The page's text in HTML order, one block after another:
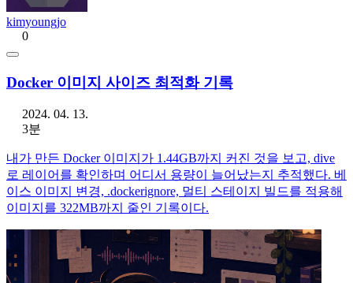
kimyoungjo
0
Docker 이미지 사이즈 최적화 기록
2024. 04. 13.
3분
내가 만든 Docker 이미지가 1.44GB까지 커진 것을 보고, dive
로 레이어를 확인하며 어디서 용량이 늘어났는지 추적했다. 베
이스 이미지 변경, .dockerignore, 멀티 스테이지 빌드를 적용해
이미지를 322MB까지 줄인 기록이다.